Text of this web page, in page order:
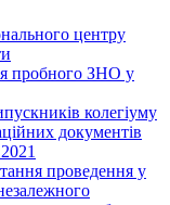
центру
пробного ЗНО у
колегіуму
документів
проведення у